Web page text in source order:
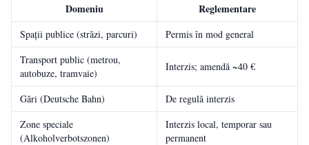
Domeniu Reglementare
Spații publice (străzi, parcuri)
Permis în mod general
Transport public (metrou,
autobuze, tramvaie)
Interzis; amendă ~40 €
Gări (Deutsche Bahn)
De regulă interzis
Zone speciale
(Alkoholverbotszonen)
Interzis local, temporar sau
permanent